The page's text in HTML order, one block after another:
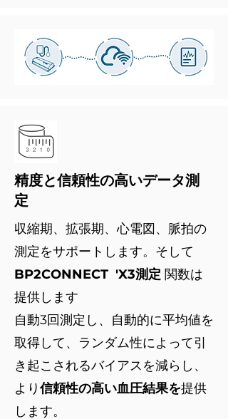
精度と信頼性の高いデータ測
定
収縮期、拡張期、心電図、脈拍の
測定をサポートします。そして
BP2CONNECT 'X3測定 関数は
提供します
自動3回測定し、自動的に平均値を
取得して、ランダム性によって引
き起こされるバイアスを減らし、
より信頼性の高い血圧結果を提供
します。